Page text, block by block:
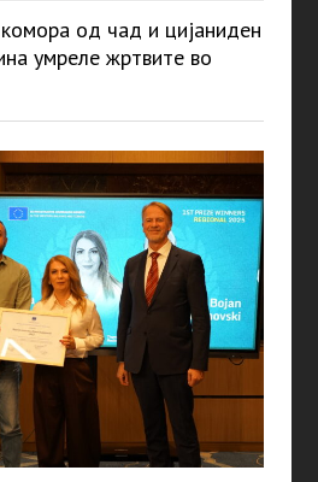
комора од чад и цијаниден
умреле жртвите во